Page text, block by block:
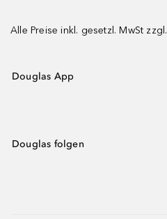
Alle Preise inkl. gesetzl. MwSt zzgl.
Douglas App
Douglas folgen